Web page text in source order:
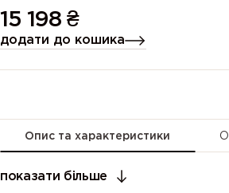
15 198 ₴
додати до кошика
Опис та характеристики
показати більше